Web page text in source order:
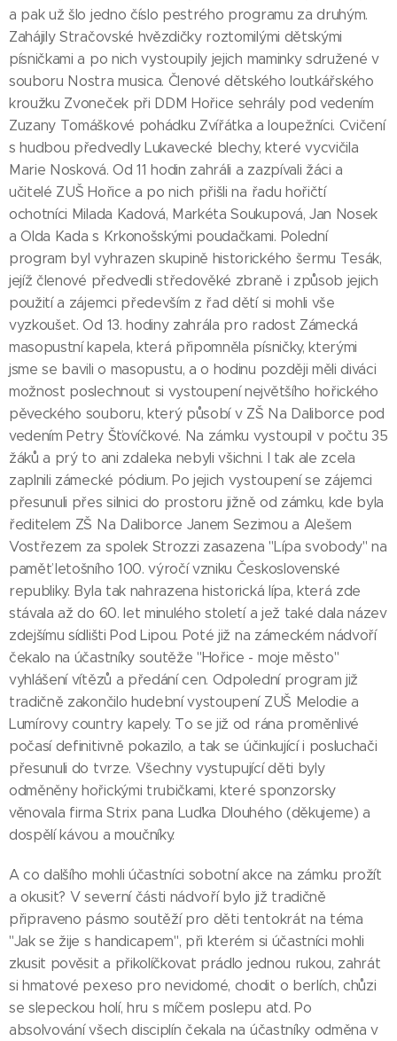
a pak už šlo jedno číslo pestrého programu za druhým.
Zahájily Stračovské hvězdičky roztomilými dětskými
písničkami a po nich vystoupily jejich maminky sdružené v
souboru Nostra musica. Členové dětského loutkářského
kroužku Zvoneček při DDM Hořice sehrály pod vedením
Zuzany Tomáškové pohádku Zvířátka a loupežníci. Cvičení
s hudbou předvedly Lukavecké blechy, které vycvičila
Marie Nosková. Od 11 hodin zahráli a zazpívali žáci a
učitelé ZUŠ Hořice a po nich přišli na řadu hořičtí
ochotníci Milada Kadová, Markéta Soukupová, Jan Nosek
a Olda Kada s Krkonošskými poudačkami. Polední
program byl vyhrazen skupině historického šermu Tesák,
jejíž členové předvedli středověké zbraně i způsob jejich
použití a zájemci především z řad dětí si mohli vše
vyzkoušet. Od 13. hodiny zahrála pro radost Zámecká
masopustní kapela, která připomněla písničky, kterými
jsme se bavili o masopustu, a o hodinu později měli diváci
možnost poslechnout si vystoupení největšího hořického
pěveckého souboru, který působí v ZŠ Na Daliborce pod
vedením Petry Šťovíčkové. Na zámku vystoupil v počtu 35
žáků a prý to ani zdaleka nebyli všichni. I tak ale zcela
zaplnili zámecké pódium. Po jejich vystoupení se zájemci
přesunuli přes silnici do prostoru jižně od zámku, kde byla
ředitelem ZŠ Na Daliborce Janem Sezimou a Alešem
Vostřezem za spolek Strozzi zasazena "Lípa svobody" na
paměť letošního 100. výročí vzniku Československé
republiky. Byla tak nahrazena historická lípa, která zde
stávala až do 60. let minulého století a jež také dala název
zdejšímu sídlišti Pod Lipou. Poté již na zámeckém nádvoří
čekalo na účastníky soutěže "Hořice - moje město"
vyhlášení vítězů a předání cen. Odpolední program již
tradičně zakončilo hudební vystoupení ZUŠ Melodie a
Lumírovy country kapely. To se již od rána proměnlivé
počasí definitivně pokazilo, a tak se účinkující i posluchači
přesunuli do tvrze. Všechny vystupující děti byly
odměněny hořickými trubičkami, které sponzorsky
věnovala firma Strix pana Luďka Dlouhého (děkujeme) a
dospělí kávou a moučníky.
A co dalšího mohli účastníci sobotní akce na zámku prožít
a okusit? V severní části nádvoří bylo již tradičně
připraveno pásmo soutěží pro děti tentokrát na téma
"Jak se žije s handicapem", při kterém si účastníci mohli
zkusit pověsit a přikolíčkovat prádlo jednou rukou, zahrát
si hmatové pexeso pro nevidomé, chodit o berlích, chůzi
se slepeckou holí, hru s míčem poslepu atd. Po
absolvování všech disciplín čekala na účastníky odměna v